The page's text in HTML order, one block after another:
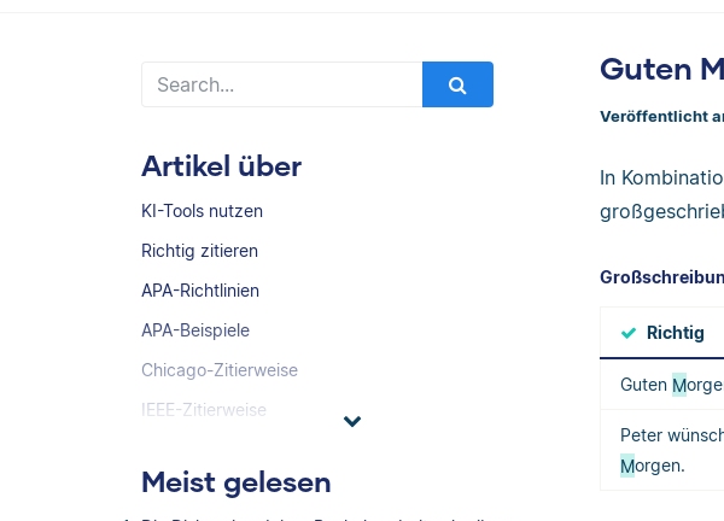
Artikel über
KI-Tools nutzen
Richtig zitieren
APA-Richtlinien
APA-Beispiele
Chicago-Zitierweise
IEEE-Zitierweise
Meist gelesen
Guten
Veröffentlicht
In
Richtig
Guten M
Peter
Morgen.